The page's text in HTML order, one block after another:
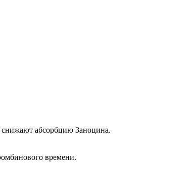
снижают абсорбцию Заноцина.
времени.